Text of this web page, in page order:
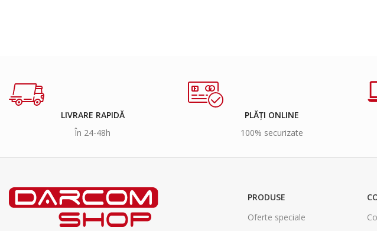
LIVRARE RAPIDĂ
În 24-48h
PLĂȚI ONLINE
100% securizate
PRODUSE
Oferte speciale